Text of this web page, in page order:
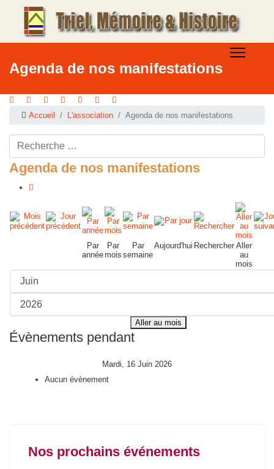
Agenda de nos manifestations
Accueil L'association Agenda de nos manifestations
Rechercher ...
Agenda de nos manifestations
Par
année
Par
mois
Par
semaine
Aujourd'hui Rechercher Aller
au
mois
Aller au mois
Évènements pendant
Mardi, 16 Juin 2026
Aucun évènement
Nos prochains événements